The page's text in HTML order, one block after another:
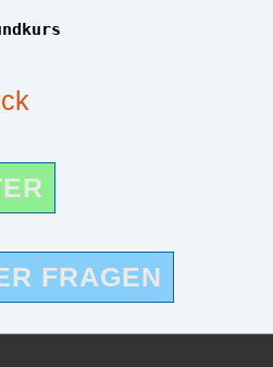
FRAGEN